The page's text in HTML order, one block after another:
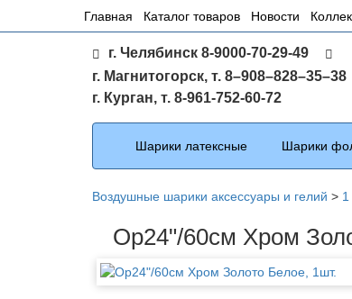
Основное
Главная Каталог товаров Новости
г. Челябинск 8-9000-70-29-49
г. Магнитогорск, т. 8–908–828–35–38
г. Курган, т. 8-961-752-60-72
Каталог
Шарики латексные Шарики
Воздушные шарики аксессуары и гелий >
Ор24"/60см Хром